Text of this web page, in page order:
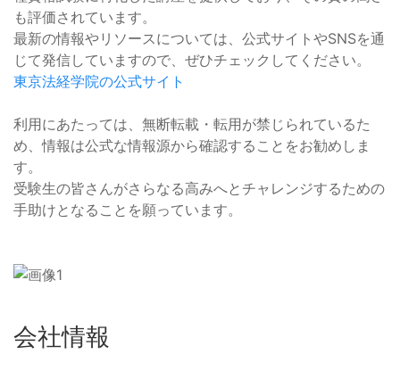
も評価されています。
最新の情報やリソースについては、公式サイトやSNSを通
じて発信していますので、ぜひチェックしてください。
東京法経学院の公式サイト
利用にあたっては、無断転載・転用が禁じられているた
め、情報は公式な情報源から確認することをお勧めしま
す。
受験生の皆さんがさらなる高みへとチャレンジするための
手助けとなることを願っています。
会社情報